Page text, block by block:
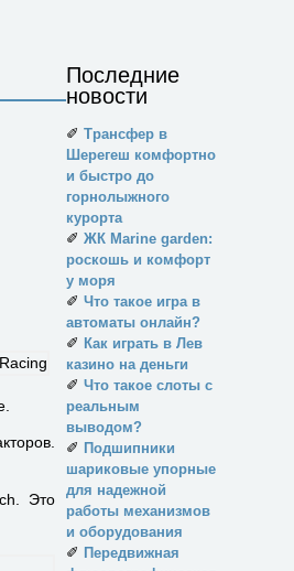
Это
Последние
новости
✐ Трансфер в
Шерегеш комфортно
и быстро до
горнолыжного
курорта
✐ ЖК Marine garden:
роскошь и комфорт
у моря
✐ Что такое игра в
автоматы онлайн?
✐ Как играть в Лев
казино на деньги
✐ Что такое слоты с
реальным
выводом?
✐ Подшипники
шариковые упорные
для надежной
работы механизмов
и оборудования
✐ Передвижная